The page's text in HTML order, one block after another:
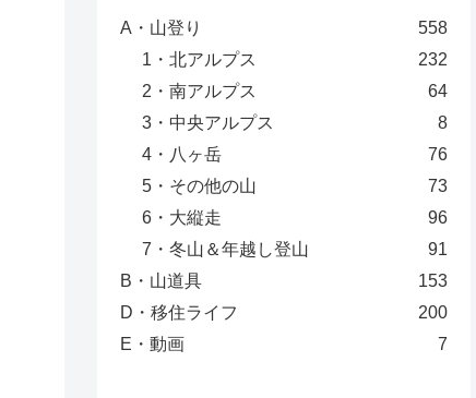
A・山登り
558
1・北アルプス
232
2・南アルプス
64
3・中央アルプス
8
4・八ヶ岳
76
5・その他の山
73
6・大縦走
96
7・冬山＆年越し登山
91
B・山道具
153
D・移住ライフ
200
E・動画
7